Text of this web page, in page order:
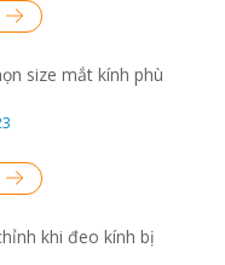
size mắt kính phù
khi đeo kính bị